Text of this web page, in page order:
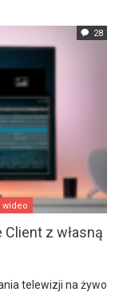
28
wideo
z własną
telewizji na żywo